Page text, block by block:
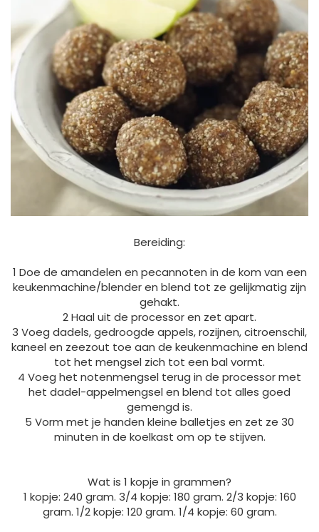
Bereiding:
1 Doe de amandelen en pecannoten in de kom van een
keukenmachine/blender en blend tot ze gelijkmatig zijn
gehakt.
2 Haal uit de processor en zet apart.
3 Voeg dadels, gedroogde appels, rozijnen, citroenschil,
kaneel en zeezout toe aan de keukenmachine en blend
tot het mengsel zich tot een bal vormt.
4 Voeg het notenmengsel terug in de processor met
het dadel-appelmengsel en blend tot alles goed
gemengd is.
5 Vorm met je handen kleine balletjes en zet ze 30
minuten in de koelkast om op te stijven.
Wat is 1 kopje in grammen?
1 kopje: 240 gram. 3/4 kopje: 180 gram. 2/3 kopje: 160
gram. 1/2 kopje: 120 gram. 1/4 kopje: 60 gram.